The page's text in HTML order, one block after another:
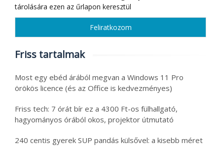
tárolására ezen az űrlapon keresztül
Friss tartalmak
Most egy ebéd árából megvan a Windows 11 Pro
örökös licence (és az Office is kedvezményes)
Friss tech: 7 órát bír ez a 4300 Ft-os fülhallgató,
hagyományos órából okos, projektor útmutató
240 centis gyerek SUP pandás külsővel: a kisebb méret